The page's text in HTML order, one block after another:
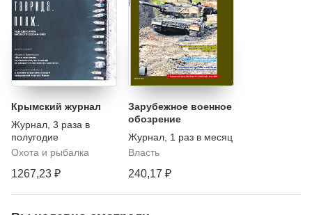
Крымский журнал
Журнал 3 раза в
полугодие
Охота и рыбалка
1267,23 ₽
Зарубежное военное
обозрение
Журнал 1 раз в месяц
Власть
240,17 ₽